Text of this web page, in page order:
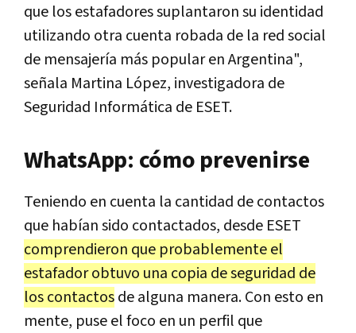
que los estafadores suplantaron su identidad
utilizando otra cuenta robada de la red social
de mensajería más popular en Argentina",
señala Martina López, investigadora de
Seguridad Informática de ESET.
WhatsApp: cómo prevenirse
Teniendo en cuenta la cantidad de contactos
que habían sido contactados, desde ESET
comprendieron que probablemente el
estafador obtuvo una copia de seguridad de
los contactosde alguna manera. Con esto en
mente, puse el foco en un perfil que